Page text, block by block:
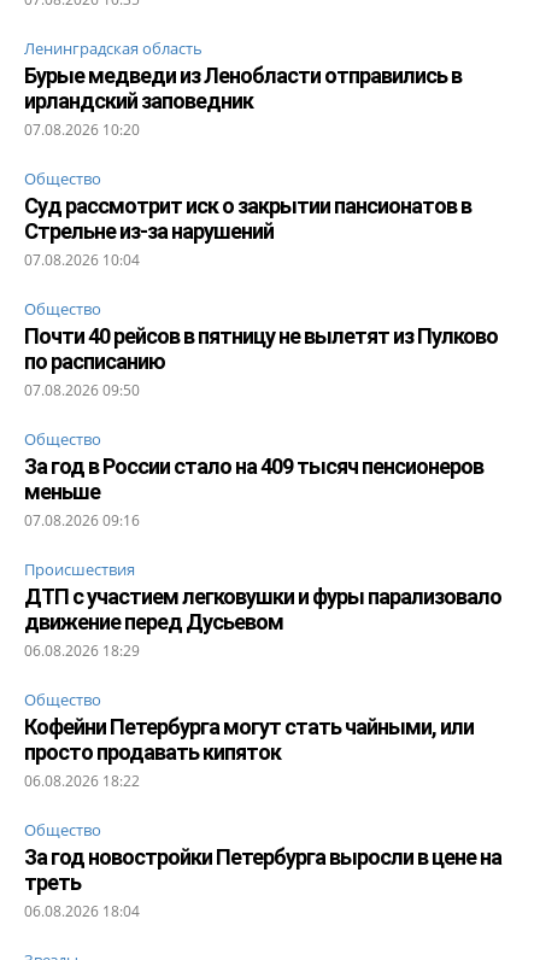
Ленинградская область
Бурые медведи из Ленобласти отправились в
ирландский заповедник
07.08.2026 10:20
Общество
Суд рассмотрит иск о закрытии пансионатов в
Стрельне из-за нарушений
07.08.2026 10:04
Общество
Почти 40 рейсов в пятницу не вылетят из Пулково
по расписанию
07.08.2026 09:50
Общество
За год в России стало на 409 тысяч пенсионеров
меньше
07.08.2026 09:16
Происшествия
ДТП с участием легковушки и фуры парализовало
движение перед Дусьевом
06.08.2026 18:29
Общество
Кофейни Петербурга могут стать чайными, или
просто продавать кипяток
06.08.2026 18:22
Общество
За год новостройки Петербурга выросли в цене на
треть
06.08.2026 18:04